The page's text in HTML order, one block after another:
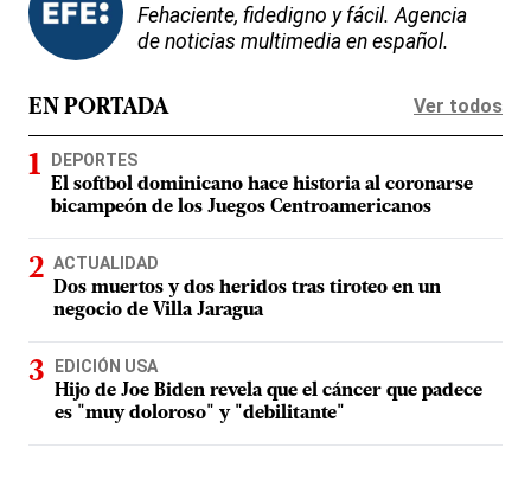
Fehaciente, fidedigno y fácil. Agencia
de noticias multimedia en español.
EN PORTADA Ver todos
DEPORTES
El softbol dominicano hace historia al coronarse
bicampeón de los Juegos Centroamericanos
ACTUALIDAD
Dos muertos y dos heridos tras tiroteo en un
negocio de Villa Jaragua
EDICIÓN USA
Hijo de Joe Biden revela que el cáncer que padece
es "muy doloroso" y "debilitante"